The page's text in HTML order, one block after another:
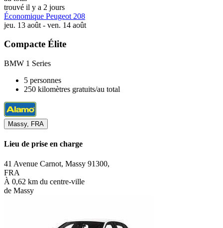
trouvé il y a 2 jours
Économique Peugeot 208
jeu. 13 août - ven. 14 août
Compacte Élite
BMW 1 Series
5 personnes
250 kilomètres gratuits/au total
Massy, FRA
Lieu de prise en charge
41 Avenue Carnot, Massy 91300,
FRA
À 0,62 km du centre-ville
de Massy